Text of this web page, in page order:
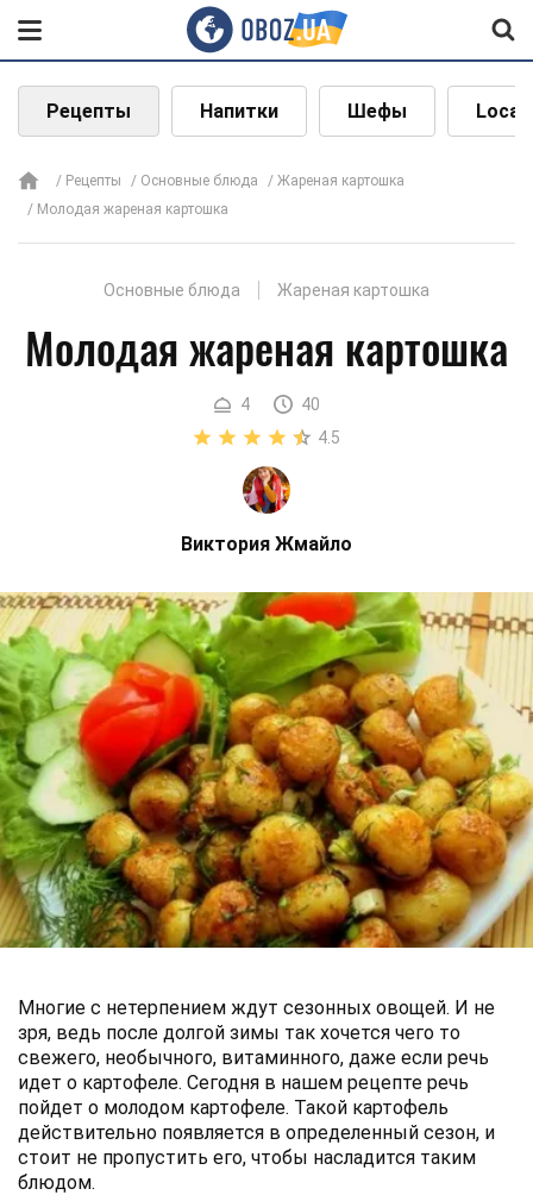
Рецепты Напитки Шефы Local
Рецепты Основные блюда
Жареная картошка
Молодая жареная картошка
Основные блюда Жареная картошка
Молодая жареная картошка
4
40
4.5
Виктория Жмайло
Многие с нетерпением ждут сезонных овощей. И не
зря, ведь после долгой зимы так хочется чего то
свежего, необычного, витаминного, даже если речь
идет о картофеле. Сегодня в нашем рецепте речь
пойдет о молодом картофеле. Такой картофель
действительно появляется в определенный сезон, и
стоит не пропустить его, чтобы насладится таким
блюдом.